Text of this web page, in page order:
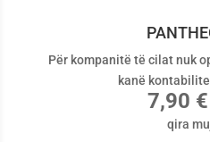
Për kompanitë të cilat nuk
kanë
7,90 €
qira